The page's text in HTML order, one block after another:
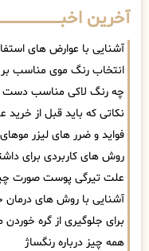
آخرین
آشنایی با عوارض های
انتخاب رنگ موی مناسب
چه رنگ لاکی مناسب
نکاتی که باید قبل از خرید
فواید و ضرر های لیزر موهای
روش های کاربردی برای
علت تیرگی پوست صورت
آشنایی با روش های
برای جلوگیری از گره خوردن
همه چیز درباره رنگساژ